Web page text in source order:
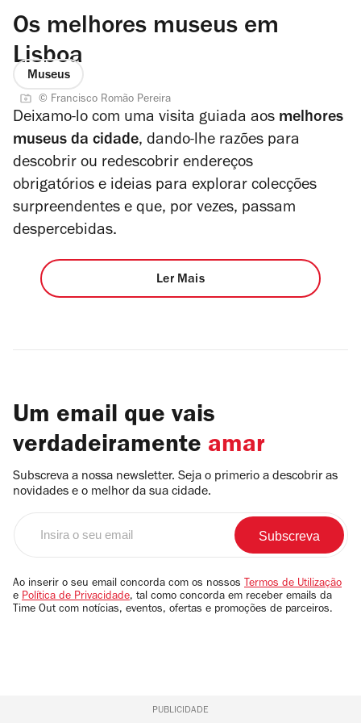
Os melhores museus em
Lisboa
Museus
© Francisco Romão Pereira
Deixamo-lo com uma visita guiada aos melhores
museus da cidade, dando-lhe razões para
descobrir ou redescobrir endereços
obrigatórios e ideias para explorar colecções
surpreendentes e que, por vezes, passam
despercebidas.
Ler Mais
Um email que vais
verdadeiramente amar
Subscreva a nossa newsletter. Seja o primerio a descobrir as
novidades e o melhor da sua cidade.
email
Ao inserir o seu email concorda com os nossos Termos de Utilização
e Política de Privacidade, tal como concorda em receber emails da
Time Out com notícias, eventos, ofertas e promoções de parceiros.
PUBLICIDADE